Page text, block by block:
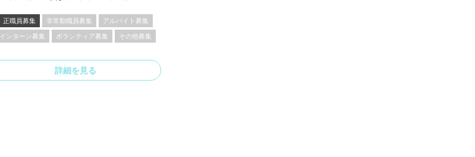
正職員募集 非常勤職員募集 アルバイト募集
インターン募集 ボランティア募集 その他募集
詳細を見る